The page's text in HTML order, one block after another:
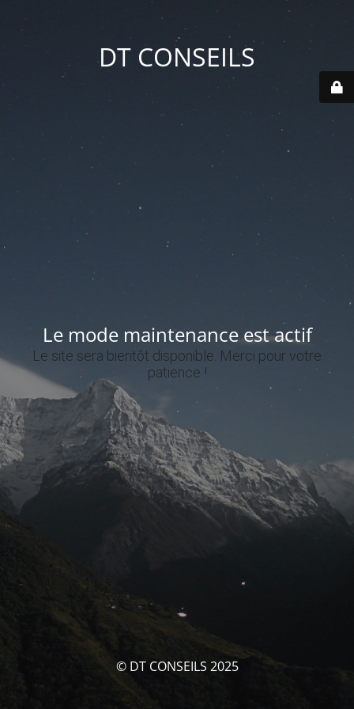
DT CONSEILS
Le mode maintenance est actif
Le site sera bientôt disponible. Merci pour votre
patience !
© DT CONSEILS 2025